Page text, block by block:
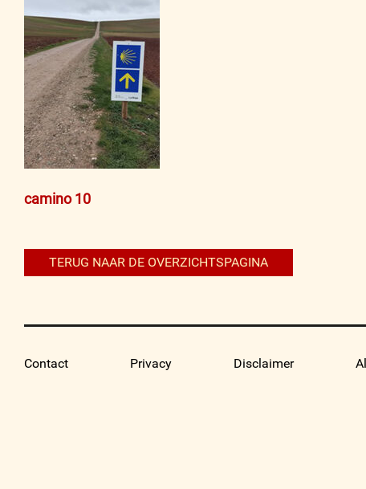
Bericht
camino 10
TERUG NAAR DE OVERZICHTSPAGINA
Contact Privacy Disclaimer